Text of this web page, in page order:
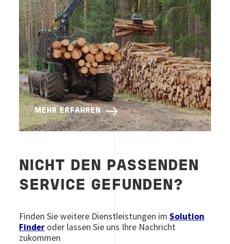
MEHR ERFAHREN
NICHT DEN PASSENDEN
SERVICE GEFUNDEN?
Finden Sie weitere Dienstleistungen imSolution
Finder oder lassen Sie uns Ihre Nachricht
zukommen